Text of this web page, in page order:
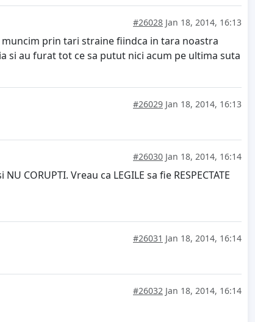
#26028 Jan 18, 2014, 16:13
prin tari straine fiindca in tara noastra
si au furat tot ce sa putut nici acum pe ultima suta
#26029 Jan 18, 2014, 16:13
#26030 Jan 18, 2014, 16:14
CORUPTI. Vreau ca LEGILE sa fie RESPECTATE
#26031 Jan 18, 2014, 16:14
#26032 Jan 18, 2014, 16:14